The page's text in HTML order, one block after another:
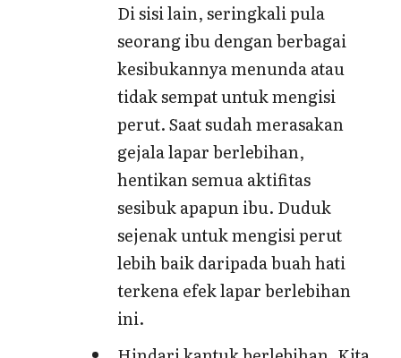
Di sisi lain, seringkali pula
seorang ibu dengan berbagai
kesibukannya menunda atau
tidak sempat untuk mengisi
perut. Saat sudah merasakan
gejala lapar berlebihan,
hentikan semua aktifitas
sesibuk apapun ibu. Duduk
sejenak untuk mengisi perut
lebih baik daripada buah hati
terkena efek lapar berlebihan
ini.